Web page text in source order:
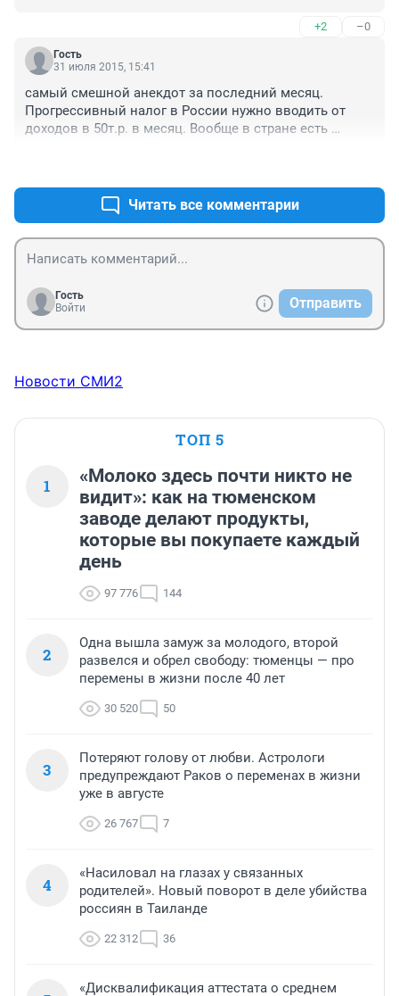
+2 –0
Гость
31 июля 2015, 15:41
самый смешной анекдот за последний месяц.
Прогрессивный налог в России нужно вводить от
доходов в 50т.р. в месяц. Вообще в стране есть
Читать все комментарии
Гость
Войти
Отправить
Новости СМИ2
ТОП 5
1
«Молоко здесь почти никто не
видит»: как на тюменском
заводе делают продукты,
которые вы покупаете каждый
день
97 776 144
2
Одна вышла замуж за молодого, второй
развелся и обрел свободу: тюменцы — про
перемены в жизни после 40 лет
30 520 50
3
Потеряют голову от любви. Астрологи
предупреждают Раков о переменах в жизни
уже в августе
26 767 7
4
«Насиловал на глазах у связанных
родителей». Новый поворот в деле убийства
россиян в Таиланде
22 312 36
«Дисквалификация аттестата о среднем